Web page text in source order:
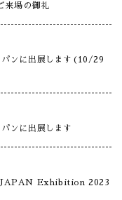
来場の御礼
パンに出展します(10/29
ンに出展します
Exhibition 2023